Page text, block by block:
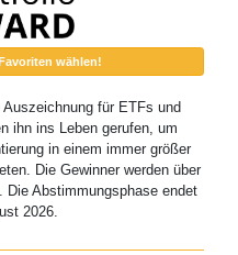
wählen!
für ETFs und
ihn ins Leben gerufen, um
in einem immer größer
Die Gewinner werden über
Abstimmungsphase endet
2026.